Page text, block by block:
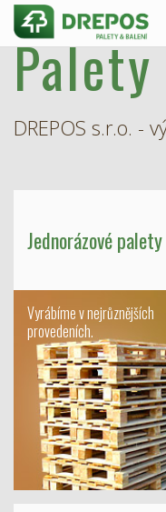
DREPOS s.r.o. -
Jednorázové palety
Vyrábíme v nejrůznějších
provedeních.